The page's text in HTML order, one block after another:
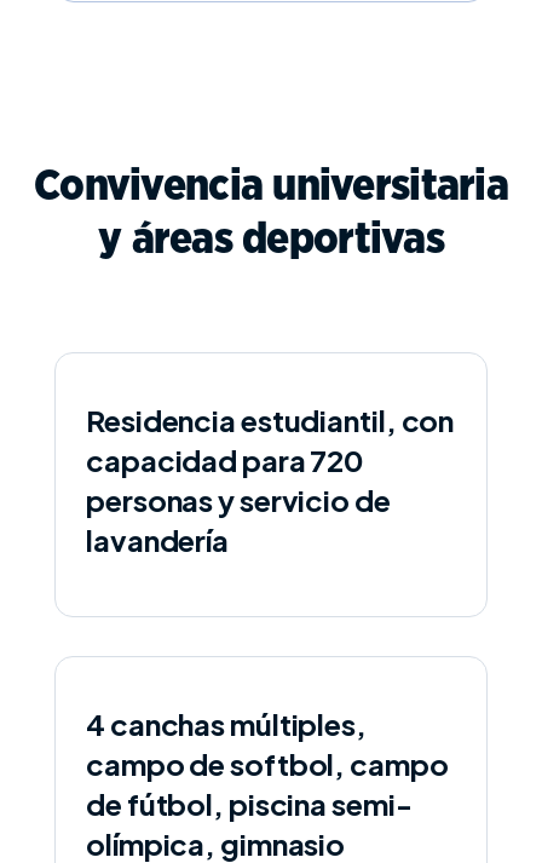
Convivencia universitaria
y áreas deportivas
Residencia estudiantil, con
capacidad para 720
personas y servicio de
lavandería
4 canchas múltiples,
campo de softbol, campo
de fútbol, piscina semi-
olímpica, gimnasio